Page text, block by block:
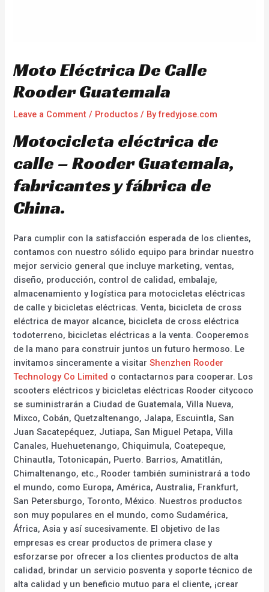
Moto Eléctrica De Calle
Rooder Guatemala
Leave a Comment / Productos / Byfredyjose.com
Motocicleta eléctrica de
calle – Rooder Guatemala,
fabricantes y fábrica de
China.
Para cumplir con la satisfacción esperada de los clientes,
contamos con nuestro sólido equipo para brindar nuestro
mejor servicio general que incluye marketing, ventas,
diseño, producción, control de calidad, embalaje,
almacenamiento y logística para motocicletas eléctricas
de calle y bicicletas eléctricas. Venta, bicicleta de cross
eléctrica de mayor alcance, bicicleta de cross eléctrica
todoterreno, bicicletas eléctricas a la venta. Cooperemos
de la mano para construir juntos un futuro hermoso. Le
invitamos sinceramente a visitarShenzhen Rooder
Technology Co Limited o contactarnos para cooperar. Los
scooters eléctricos y bicicletas eléctricas Rooder citycoco
se suministrarán a Ciudad de Guatemala, Villa Nueva,
Mixco, Cobán, Quetzaltenango, Jalapa, Escuintla, San
Juan Sacatepéquez, Jutiapa, San Miguel Petapa, Villa
Canales, Huehuetenango, Chiquimula, Coatepeque,
Chinautla, Totonicapán, Puerto. Barrios, Amatitlán,
Chimaltenango, etc., Rooder también suministrará a todo
el mundo, como Europa, América, Australia, Frankfurt,
San Petersburgo, Toronto, México. Nuestros productos
son muy populares en el mundo, como Sudamérica,
África, Asia y así sucesivamente. El objetivo de las
empresas es crear productos de primera clase y
esforzarse por ofrecer a los clientes productos de alta
calidad, brindar un servicio posventa y soporte técnico de
alta calidad y un beneficio mutuo para el cliente, ¡crear